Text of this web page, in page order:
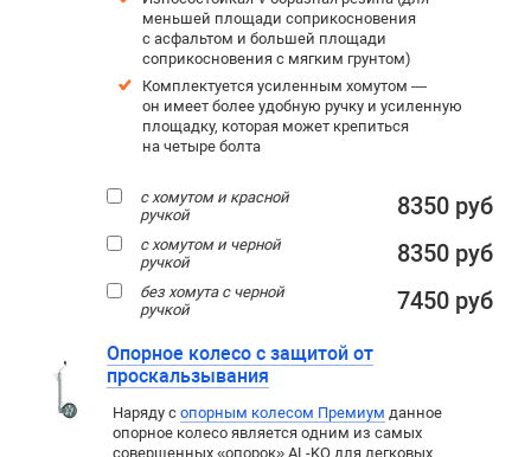
меньшей площади соприкосновения
с асфальтом и большей площади
соприкосновения с мягким грунтом)
Комплектуется усиленным хомутом —
он имеет более удобную ручку и усиленную
площадку, которая может крепиться
на четыре болта
с хомутом и красной
ручкой
8350 руб
с хомутом и черной
ручкой
8350 руб
без хомута с черной
ручкой
7450 руб
Опорное колесо с защитой от
проскальзывания
Наряду с опорным колесом Премиум данное
опорное колесо является одним из самых
совершенных «опорок» AL-KO для легковых